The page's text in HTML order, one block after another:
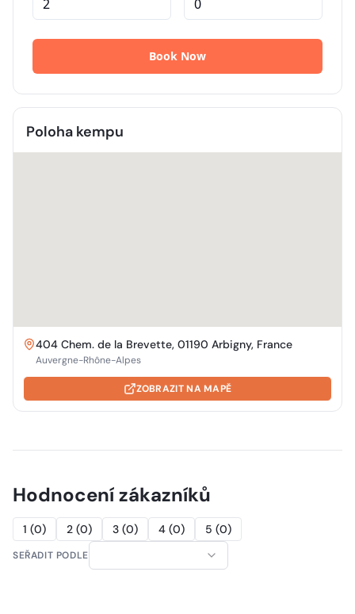
Poloha kempu
404 Chem. de la Brevette, 01190 Arbigny, France
Auvergne-Rhône-Alpes
ZOBRAZIT NA MAPĚ
Hodnocení zákazníků
1 (0) 2 (0) 3 (0) 4 (0) 5 (0)
SEŘADIT PODLE